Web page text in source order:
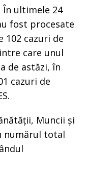
În ultimele 24
fost procesate
102 cazuri de
care unul
de astăzi, în
cazuri de
Muncii și
numărul total